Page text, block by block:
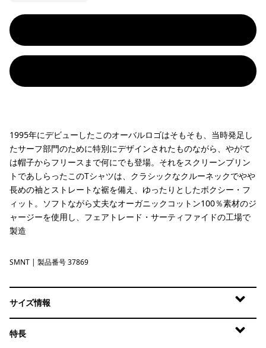
1995年にデビューしたこのオーバルロゴはそもそも、当時発足し
たサーフ部門のために特別にデザインされたものながら、やがて
は帽子からフリースまで何にでも登場。それをスクリーンプリン
トであしらったこのTシャツは、クラシックなクルーネックでやや
長めの袖とストレートな裾を備え、ゆったりとしたボクシー・フ
ィット。ソフトながら丈夫なオーガニックコットン100％素材のジ
ャージーを使用し、フェアトレード・サーティファイドの工場で
製造
Smolder Blue: Moon Tripper
SMNT | 製品番号 37869
サイズ情報
特長